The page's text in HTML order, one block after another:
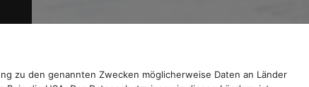
zu den genannten Zwecken möglicherweise Daten an Länder